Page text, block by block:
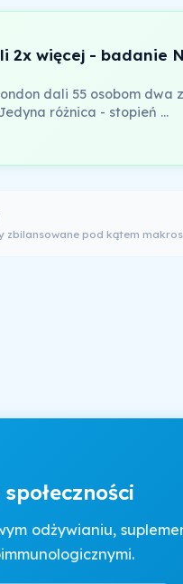
2x więcej - badanie
dali 55 osobom dwa
różnica - stopień …
zbilansowane pod kątem
odżywianiu,